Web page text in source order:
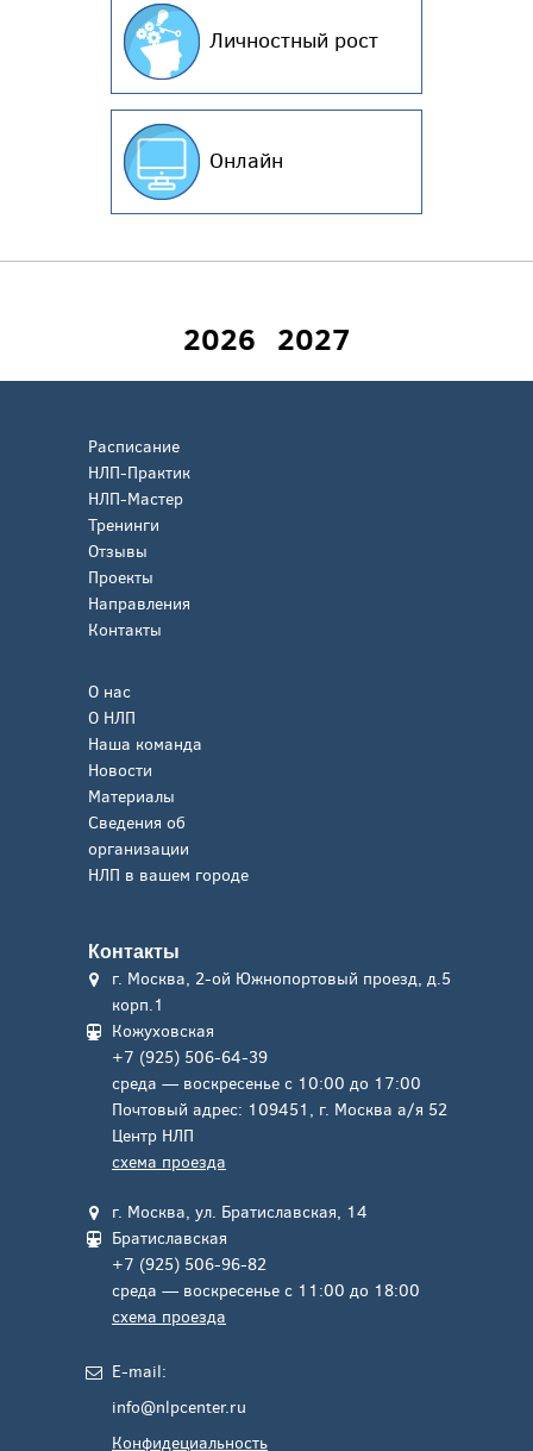
Личностный рост
Онлайн
2026 2027
Расписание
НЛП-Практик
НЛП-Мастер
Тренинги
Отзывы
Проекты
Направления
Контакты
О нас
О НЛП
Наша команда
Новости
Материалы
Сведения об
организации
НЛП в вашем городе
Контакты
г. Москва, 2-ой Южнопортовый проезд, д.5
корп.1
Кожуховская
+7 (925) 506-64-39
среда — воскресенье с 10:00 до 17:00
Почтовый адрес: 109451, г. Москва а/я 52
Центр НЛП
схема проезда
г. Москва, ул. Братиславская, 14
Братиславская
+7 (925) 506-96-82
среда — воскресенье с 11:00 до 18:00
схема проезда
E-mail:
info@nlpcenter.ru
Конфидециальность